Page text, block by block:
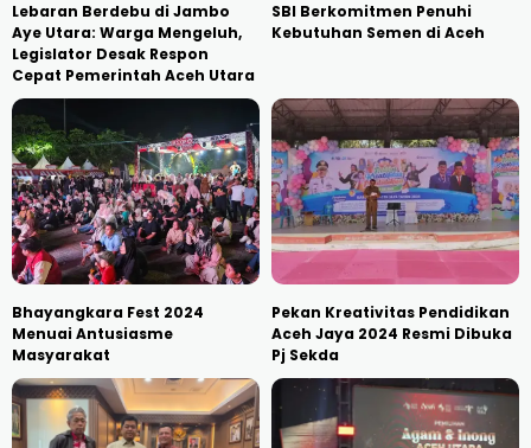
​Lebaran Berdebu di Jambo
Aye Utara: Warga Mengeluh,
Legislator Desak Respon
Cepat Pemerintah Aceh Utara
SBI Berkomitmen Penuhi
Kebutuhan Semen di Aceh
Bhayangkara Fest 2024
Menuai Antusiasme
Masyarakat
Pekan Kreativitas Pendidikan
Aceh Jaya 2024 Resmi Dibuka
Pj Sekda